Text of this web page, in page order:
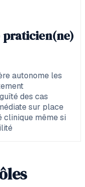
autonome les
des cas
sur place
clinique même si